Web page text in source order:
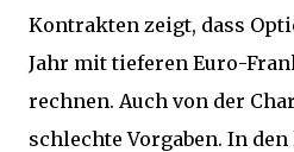
Kontrakten zeigt, dass
Jahr mit tieferen Euro-
rechnen. Auch von der
schlechte Vorgaben. In